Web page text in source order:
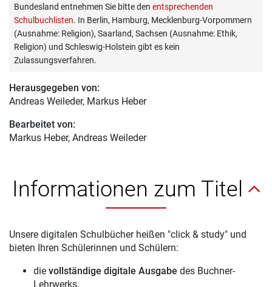
Bundesland entnehmen Sie bitte den entsprechenden
Schulbuchlisten. In Berlin, Hamburg, Mecklenburg-Vorpommern
(Ausnahme: Religion), Saarland, Sachsen (Ausnahme: Ethik,
Religion) und Schleswig-Holstein gibt es kein
Zulassungsverfahren.
Herausgegeben von:
Andreas Weileder, Markus Heber
Bearbeitet von:
Markus Heber, Andreas Weileder
Informationen zum Titel
Unsere digitalen Schulbücher heißen "click & study" und
bieten Ihren Schülerinnen und Schülern:
die vollständige digitale Ausgabe des Buchner-
Lehrwerks,